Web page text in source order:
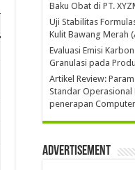
Baku Obat di PT.
Uji Stabilitas
Kulit Bawang Merah
Evaluasi Emisi
Granulasi pada
Artikel Review:
Standar Operasional
penerapan
Advertisement